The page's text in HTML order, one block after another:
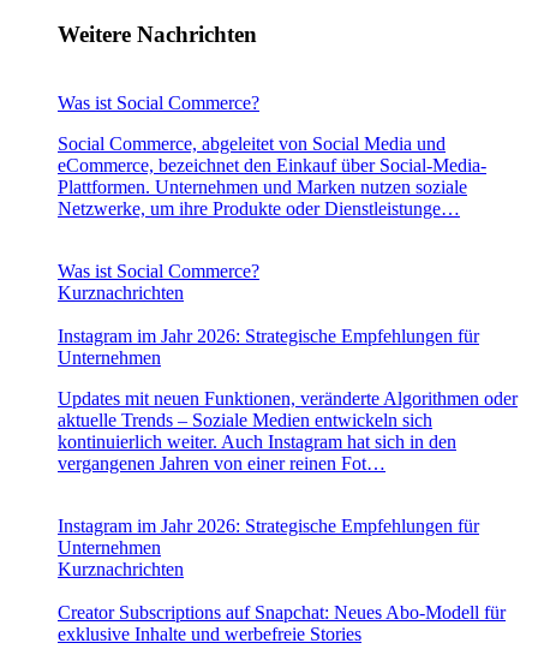
Weitere Nachrichten
Was ist Social Commerce?
Social Commerce, abgeleitet von Social Media und
eCommerce, bezeichnet den Einkauf über Social-Media-
Plattformen. Unternehmen und Marken nutzen soziale
Netzwerke, um ihre Produkte oder Dienstleistunge…
Was ist Social Commerce?
Kurznachrichten
Instagram im Jahr 2026: Strategische Empfehlungen für
Unternehmen
Updates mit neuen Funktionen, veränderte Algorithmen oder
aktuelle Trends – Soziale Medien entwickeln sich
kontinuierlich weiter. Auch Instagram hat sich in den
vergangenen Jahren von einer reinen Fot…
Instagram im Jahr 2026: Strategische Empfehlungen für
Unternehmen
Kurznachrichten
Creator Subscriptions auf Snapchat: Neues Abo-Modell für
exklusive Inhalte und werbefreie Stories